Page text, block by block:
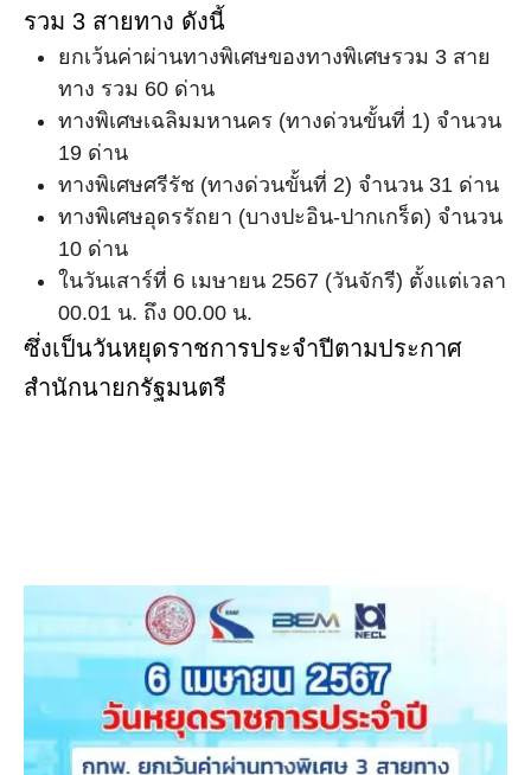
รวม 3 สายทาง ดังนี้
ยกเว้นค่าผ่านทางพิเศษของทางพิเศษรวม 3 สาย
ทาง รวม 60 ด่าน
ทางพิเศษเฉลิมมหานคร (ทางด่วนขั้นที่ 1) จำนวน
19 ด่าน
ทางพิเศษศรีรัช (ทางด่วนขั้นที่ 2) จำนวน 31 ด่าน
ทางพิเศษอุดรรัถยา (บางปะอิน-ปากเกร็ด) จำนวน
10 ด่าน
ในวันเสาร์ที่ 6 เมษายน 2567 (วันจักรี) ตั้งแต่เวลา
00.01 น. ถึง 00.00 น.
ซึ่งเป็นวันหยุดราชการประจำปีตามประกาศ
สำนักนายกรัฐมนตรี